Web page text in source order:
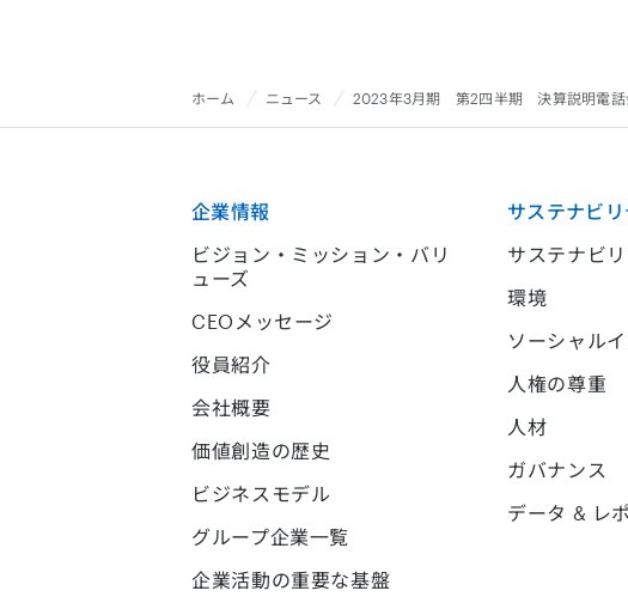
ホーム ニュース 2023年3月期 第2四半期 決算説明電話
企業情報
ビジョン・ミッション・バリ
ューズ
CEOメッセージ
役員紹介
会社概要
価値創造の歴史
ビジネスモデル
グループ企業一覧
企業活動の重要な基盤
サステナビリ
サステナビ
環境
ソーシャル
人権の尊重
人材
ガバナンス
データ & レ